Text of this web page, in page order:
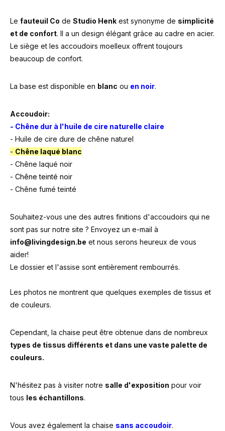
Le fauteuil Co de Studio Henk est synonyme de simplicité
et de confort. Il a un design élégant grâce au cadre en acier.
Le siège et les accoudoirs moelleux offrent toujours
beaucoup de confort.
La base est disponible en blanc ou en noir.
Accoudoir:
- Chêne dur à l'huile de cire naturelle claire
- Huile de cire dure de chêne naturel
- Chêne laqué blanc
- Chêne laqué noir
- Chêne teinté noir
- Chêne fumé teinté
Souhaitez-vous une des autres finitions d'accoudoirs qui ne
sont pas sur notre site ? Envoyez un e-mail à
info@livingdesign.be et nous serons heureux de vous
aider!
Le dossier et l'assise sont entièrement rembourrés.
Les photos ne montrent que quelques exemples de tissus et
de couleurs.
Cependant, la chaise peut être obtenue dans de nombreux
types de tissus différents et dans une vaste palette de
couleurs.
N'hésitez pas à visiter notre salle d'exposition pour voir
tous les échantillons.
Vous avez également la chaise sans accoudoir.